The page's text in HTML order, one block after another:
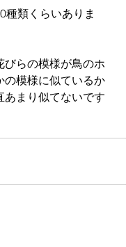
種類くらいありま
びらの模様が鳥のホ
の模様に似ているか
あまり似てないです